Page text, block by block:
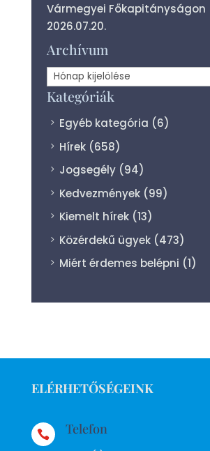
Vármegyei Főkapitányságon
2026.07.20.
Archívum
Archívum
Kategóriák
Egyéb kategória (6)
Hírek (658)
Jogsegély (94)
Kedvezmények (99)
Kiemelt hírek (13)
Közérdekű ügyek (473)
Miért érdemes belépni (1)
ELÉRHETŐSÉGEINK
 Telefon